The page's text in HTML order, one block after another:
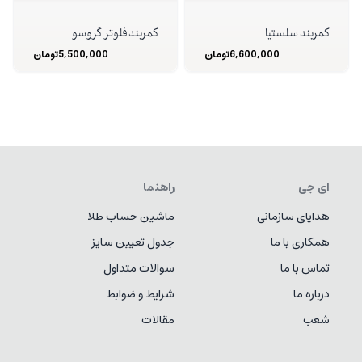
کمربند سلستیا
6,600,000تومان
کمربند فلوتر گروسو
5,500,000تومان
ای جی
هدایای سازمانی
همکاری با ما
تماس با ما
درباره ما
شعب
راهنما
ماشین حساب طلا
جدول تعیین سایز
سوالات متداول
شرایط و ضوابط
مقالات